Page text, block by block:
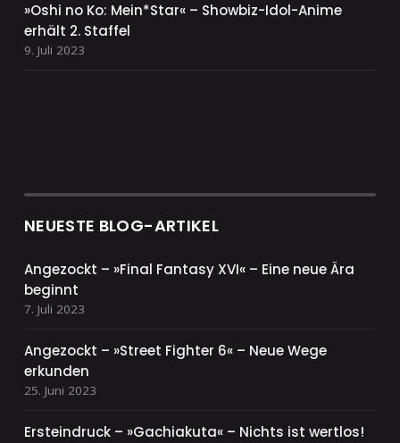
»Oshi no Ko: Mein*Star« – Showbiz-Idol-Anime
erhält 2. Staffel
9. Juli 2023
NEUESTE BLOG-ARTIKEL
Angezockt – »Final Fantasy XVI« – Eine neue Ära
beginnt
7. Juli 2023
Angezockt – »Street Fighter 6« – Neue Wege
erkunden
25. Juni 2023
Ersteindruck – »Gachiakuta« – Nichts ist wertlos!